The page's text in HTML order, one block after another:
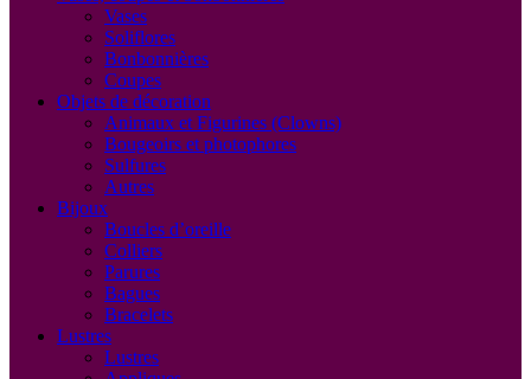
Vases
Soliflores
Bonbonnières
Coupes
Objets de décoration
Animaux et Figurines (Clowns)
Bougeoirs et photophores
Sulfures
Autres
Bijoux
Boucles d’oreille
Colliers
Parures
Bagues
Bracelets
Lustres
Lustres